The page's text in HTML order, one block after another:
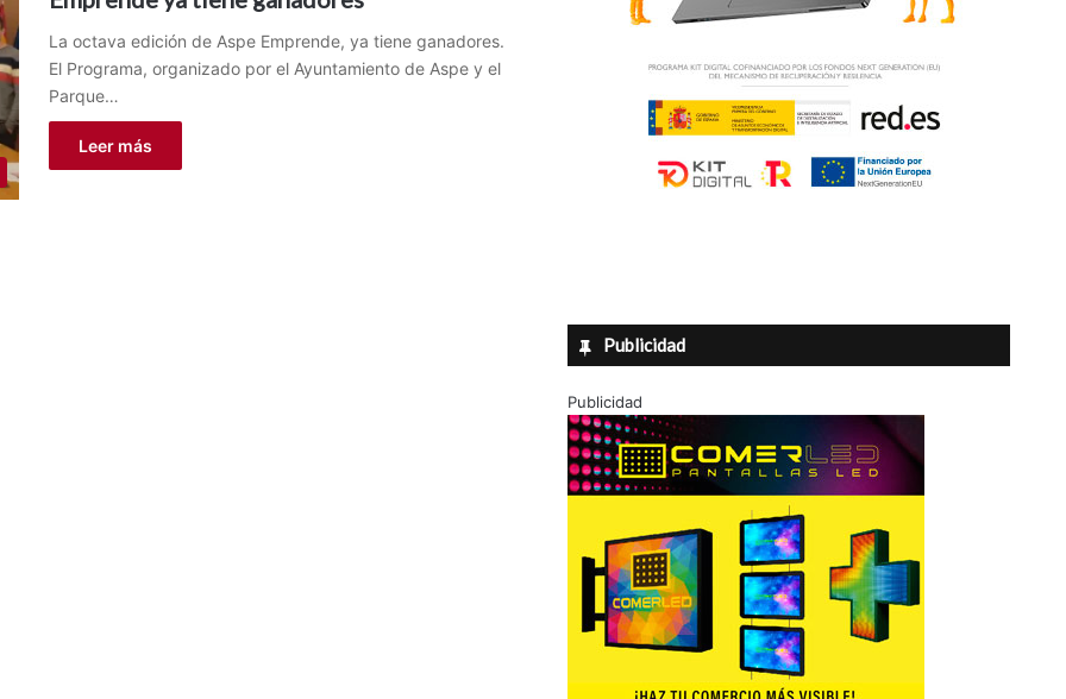
La octava edición de Aspe Emprende, ya tiene ganadores.
El Programa, organizado por el Ayuntamiento de Aspe y el
Parque…
Leer más
Publicidad
Publicidad